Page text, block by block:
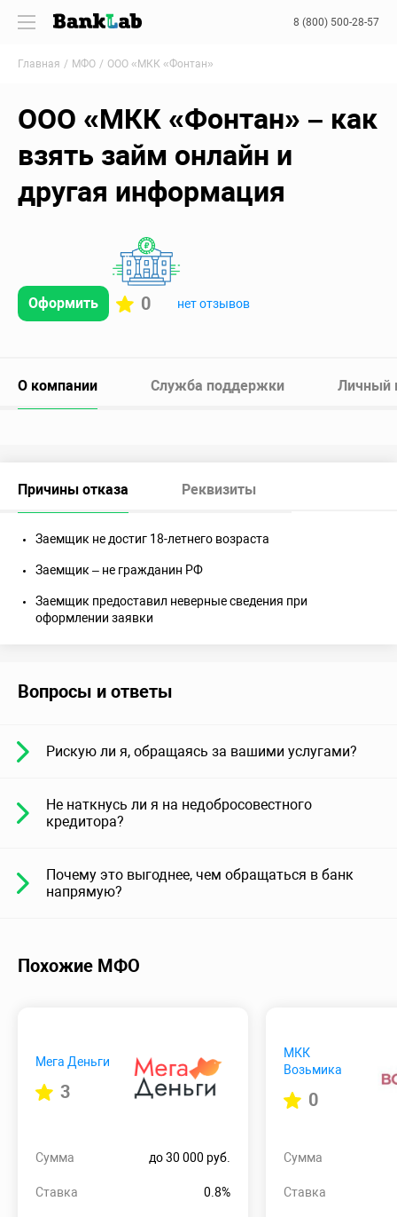
8 (800) 500-28-57
Главная МФО ООО «МКК «Фонтан»
ООО «МКК «Фонтан» – как
взять займ онлайн и
другая информация
Оформить 0 нет отзывов
О компании Служба поддержки Личный
Причины отказа Реквизиты
Заемщик не достиг 18-летнего возраста
Заемщик – не гражданин РФ
Заемщик предоставил неверные сведения при
оформлении заявки
Вопросы и ответы
Рискую ли я, обращаясь за вашими услугами?
Не наткнусь ли я на недобросовестного
кредитора?
Почему это выгоднее, чем обращаться в банк
напрямую?
Похожие МФО
Мега Деньги
3
Сумма до 30 000 руб.
Ставка 0.8%
МКК
Возьмика
0
Сумма
Ставка